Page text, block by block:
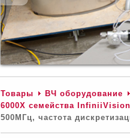
Товары ВЧ оборудование
6000Х семейства InfiniiVision
500МГц, частота